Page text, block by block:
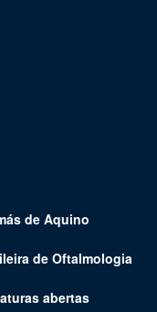
de Aquino
de Oftalmologia
abertas